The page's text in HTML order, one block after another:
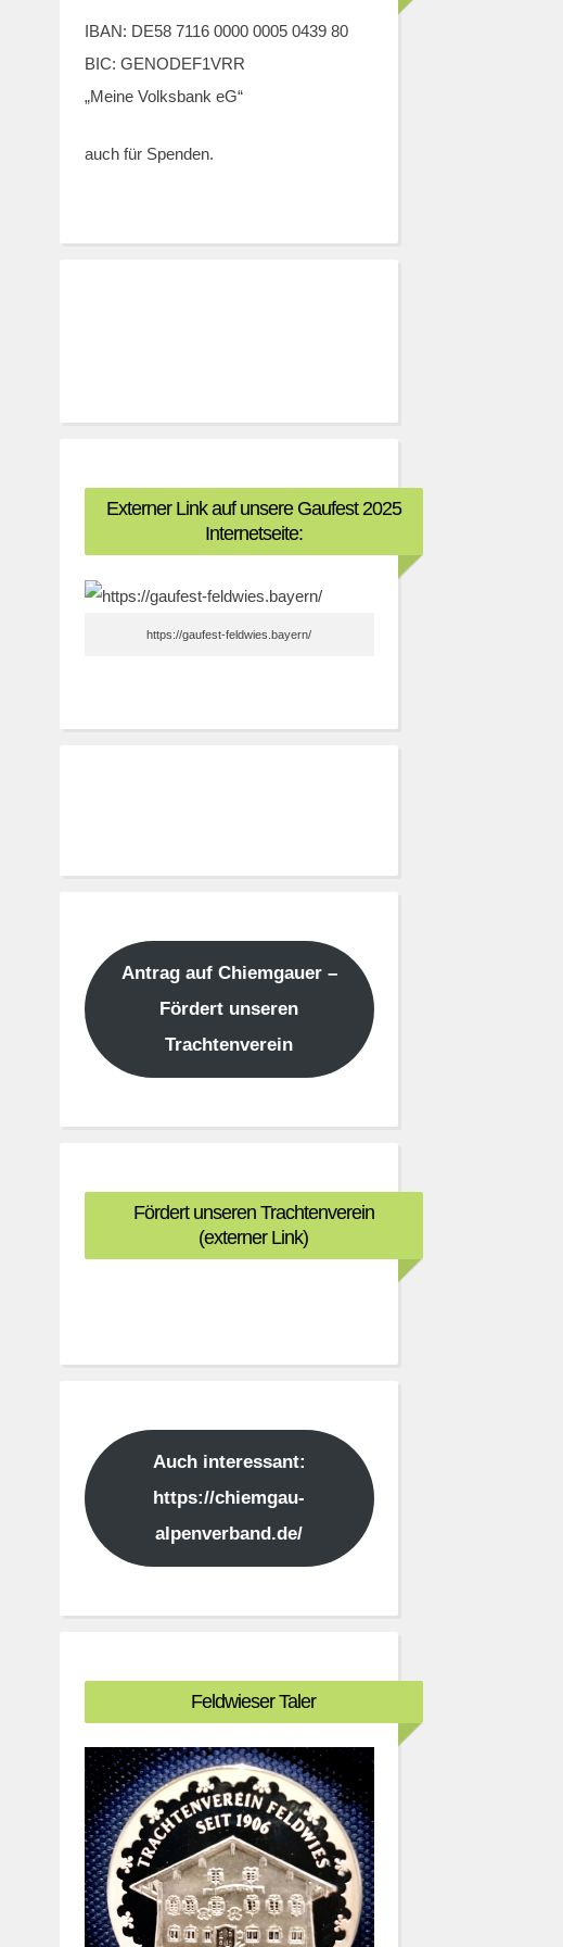
IBAN: DE58 7116 0000 0005 0439 80
BIC: GENODEF1VRR
„Meine Volksbank eG“
auch für Spenden.
Externer Link auf unsere Gaufest 2025
Internetseite:
https://gaufest-feldwies.bayern/
Antrag auf Chiemgauer –
Fördert unseren
Trachtenverein
Fördert unseren Trachtenverein
(externer Link)
Auch interessant:
https://chiemgau-
alpenverband.de/
Feldwieser Taler